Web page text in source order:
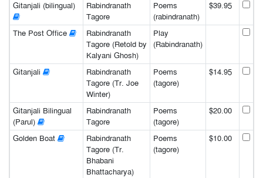
Gitanjali (bilingual)
Rabindranath
Tagore
Poems
(rabindranath)
$39.95
The Post Office
Rabindranath
Tagore (Retold by
Kalyani Ghosh)
Play
(Rabindranath)
Gitanjali
Rabindranath
Tagore (Tr. Joe
Winter)
Poems
(tagore)
$14.95
Gitanjali Bilingual
(Parul)
Rabindranath
Tagore
Poems
(tagore)
$20.00
Golden Boat
Rabindranath
Tagore (Tr.
Bhabani
Bhattacharya)
Poems
(tagore)
$10.00